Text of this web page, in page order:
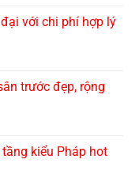
với chi phí hợp lý
trước đẹp, rộng
kiểu Pháp hot